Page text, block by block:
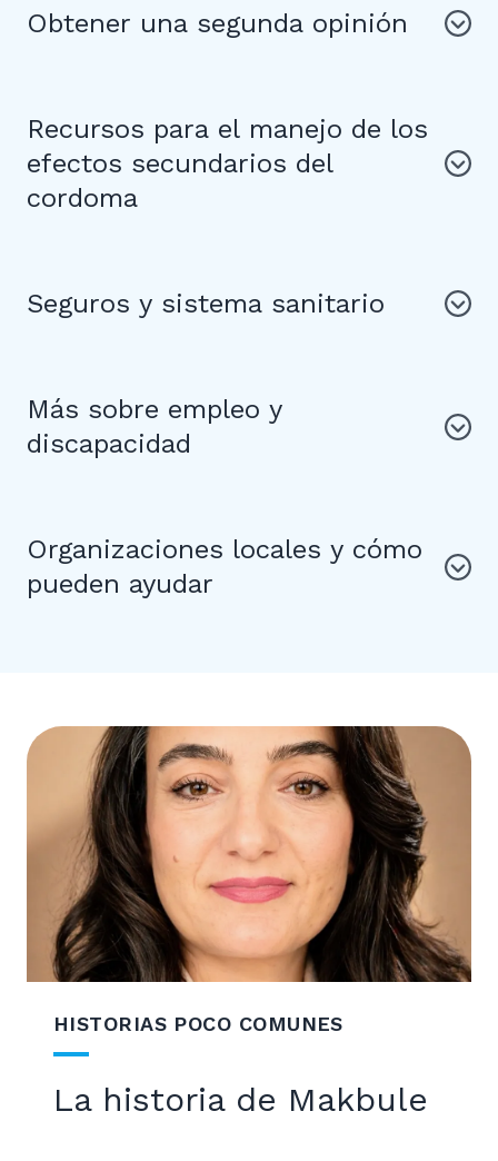
Obtener una segunda opinión
Recursos para el manejo de los
efectos secundarios del
cordoma
Seguros y sistema sanitario
Más sobre empleo y
discapacidad
Organizaciones locales y cómo
pueden ayudar
HISTORIAS POCO COMUNES
La historia de Makbule